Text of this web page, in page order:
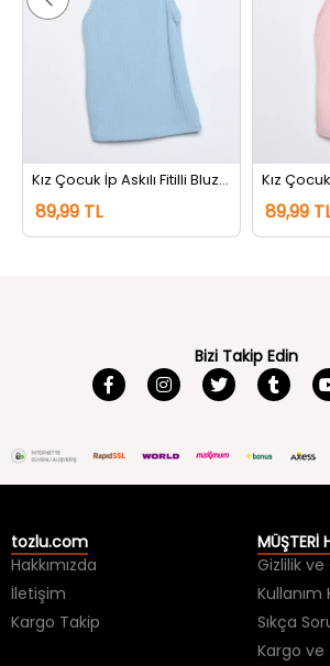
Kız Çocuk İp Askılı Fitilli Bluz Bebemavisi
89,99 TL 89,99
Bizi Takip Edin
tozlu.com
Hakkımızda
İletişim
Kargo Takip
MÜŞTERİ
Gizlilik
Kullanım
Sıkça
Kargo